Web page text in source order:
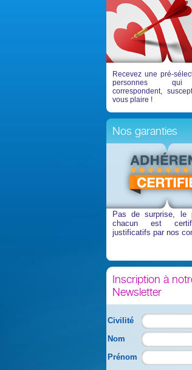
Recevez une pré-
personnes
correspondent,
vous plaire !
Nos garanties
Pas de surprise, le
chacun est
justificatifs par nos
Inscription à
Newsletter
Civilité
Nom
Prénom